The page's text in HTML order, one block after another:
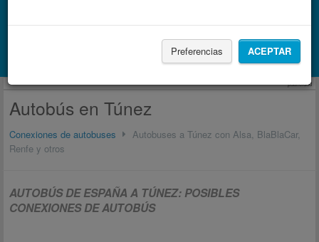
Preferencias ACEPTAR
Busca también alojamiento con Booking.com
publicidad
Autobús en Túnez
Conexiones de autobuses
Autobuses a Túnez con Alsa, BlaBlaCar,
Renfe y otros
AUTOBÚS DE ESPAÑA A TÚNEZ: POSIBLES
CONEXIONES DE AUTOBÚS